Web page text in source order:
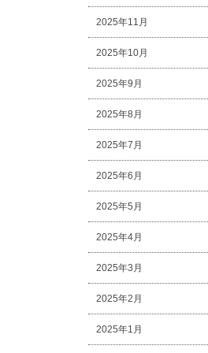
2025年11月
2025年10月
2025年9月
2025年8月
2025年7月
2025年6月
2025年5月
2025年4月
2025年3月
2025年2月
2025年1月